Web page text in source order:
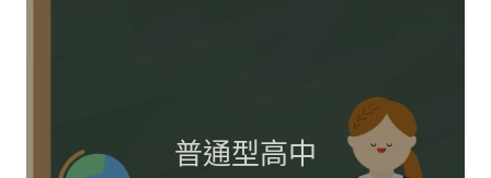
普通型高中